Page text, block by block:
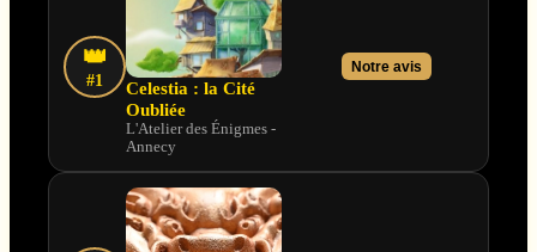
👑
#1
Celestia : la Cité
Oubliée
L'Atelier des Énigmes -
Annecy
Notre avis